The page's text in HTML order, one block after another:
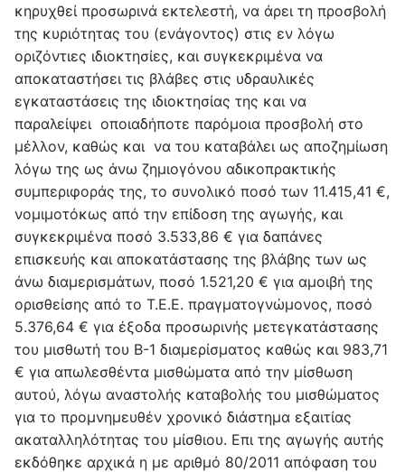
κηρυχθεί προσωρινά εκτελεστή, να άρει τη προσβολή
της κυριότητας του (ενάγοντος) στις εν λόγω
οριζόντιες ιδιοκτησίες, και συγκεκριμένα να
αποκαταστήσει τις βλάβες στις υδραυλικές
εγκαταστάσεις της ιδιοκτησίας της και να
παραλείψει οποιαδήποτε παρόμοια προσβολή στο
μέλλον, καθώς και να του καταβάλει ως αποζημίωση
λόγω της ως άνω ζημιογόνου αδικοπρακτικής
συμπεριφοράς της, το συνολικό ποσό των 11.415,41 €,
νομιμοτόκως από την επίδοση της αγωγής, και
συγκεκριμένα ποσό 3.533,86 € για δαπάνες
επισκευής και αποκατάστασης της βλάβης των ως
άνω διαμερισμάτων, ποσό 1.521,20 € για αμοιβή της
ορισθείσης από το Τ.Ε.Ε. πραγματογνώμονος, ποσό
5.376,64 € για έξοδα προσωρινής μετεγκατάστασης
του μισθωτή του Β-1 διαμερίσματος καθώς και 983,71
€ για απωλεσθέντα μισθώματα από την μίσθωση
αυτού, λόγω αναστολής καταβολής του μισθώματος
για το προμνημευθέν χρονικό διάστημα εξαιτίας
ακαταλληλότητας του μίσθιου. Επι της αγωγής αυτής
εκδόθηκε αρχικά η με αριθμό 80/2011 απόφαση του